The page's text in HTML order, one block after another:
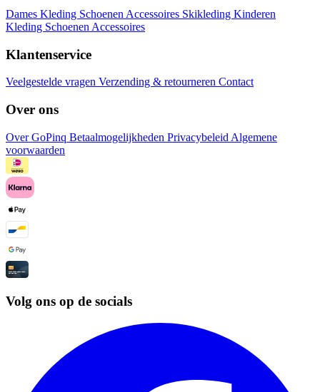
Dames Kleding Schoenen Accessoires Skikleding Kinderen
Kleding Schoenen Accessoires
Klantenservice
Veelgestelde vragen Verzending & retourneren Contact
Over ons
Over GoPinq Betaalmogelijkheden Privacybeleid Algemene
voorwaarden
Volg ons op de socials